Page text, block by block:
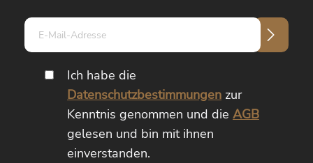
Adresse*
Ich habe die
Datenschutzbestimmungenzur
Kenntnis genommen und die AGB
gelesen und bin mit ihnen
einverstanden.